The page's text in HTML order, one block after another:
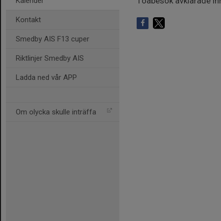
Kontakt
Smedby AIS F13 cuper
Riktlinjer Smedby AIS
Ladda ned vår APP
Om olycka skulle inträffa